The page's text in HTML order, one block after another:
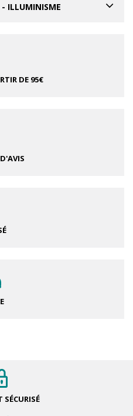
- ILLUMINISME
DE 95€
SÉCURISÉ